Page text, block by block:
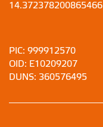
14.372378200865466
PIC: 999912570
OID: E10209207
DUNS: 360576495